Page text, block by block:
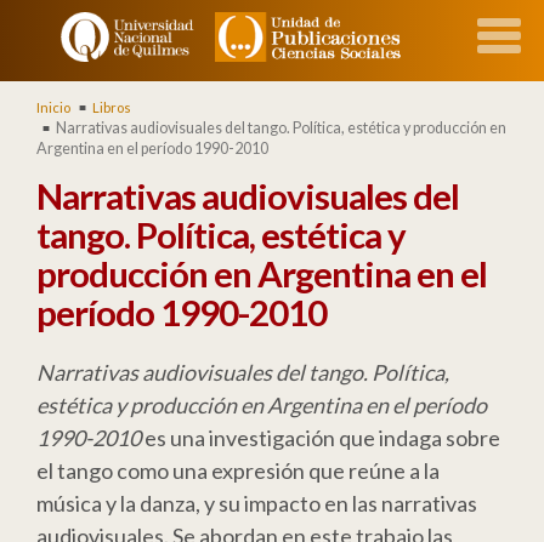
Inicio Libros
Narrativas audiovisuales del tango. Política, estética y producción en
Argentina en el período 1990-2010
Narrativas audiovisuales del
tango. Política, estética y
producción en Argentina en el
período 1990-2010
Narrativas audiovisuales del tango. Política,
estética y producción en Argentina en el período
1990-2010es una investigación que indaga sobre
el tango como una expresión que reúne a la
música y la danza, y su impacto en las narrativas
audiovisuales. Se abordan en este trabajo las